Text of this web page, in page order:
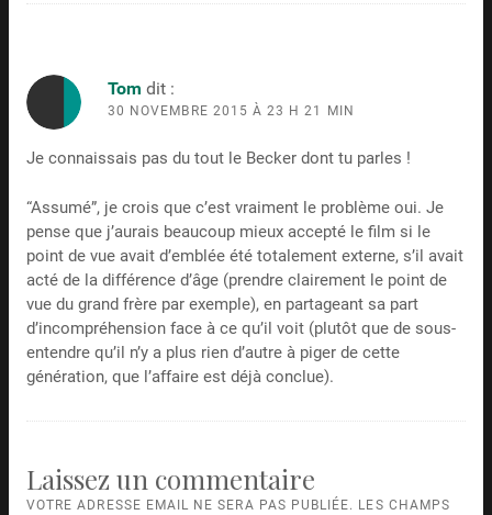
Tom dit :
30 NOVEMBRE 2015 À 23 H 21 MIN
Je connaissais pas du tout le Becker dont tu parles !
“Assumé”, je crois que c’est vraiment le problème oui. Je
pense que j’aurais beaucoup mieux accepté le film si le
point de vue avait d’emblée été totalement externe, s’il avait
acté de la différence d’âge (prendre clairement le point de
vue du grand frère par exemple), en partageant sa part
d’incompréhension face à ce qu’il voit (plutôt que de sous-
entendre qu’il n’y a plus rien d’autre à piger de cette
génération, que l’affaire est déjà conclue).
Laissez un commentaire
VOTRE ADRESSE EMAIL NE SERA PAS PUBLIÉE. LES CHAMPS